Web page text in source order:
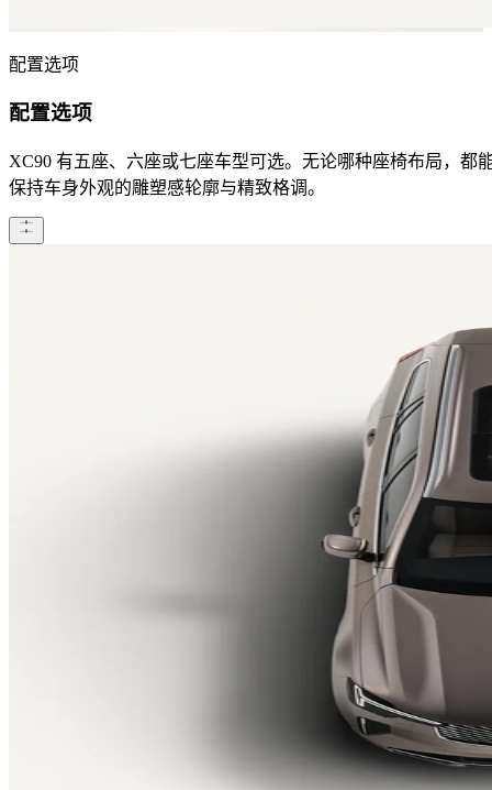
配置选项
配置选项
XC90 有五座、六座或七座车型可选。无论哪种座椅布局，都
保持车身外观的雕塑感轮廓与精致格调。